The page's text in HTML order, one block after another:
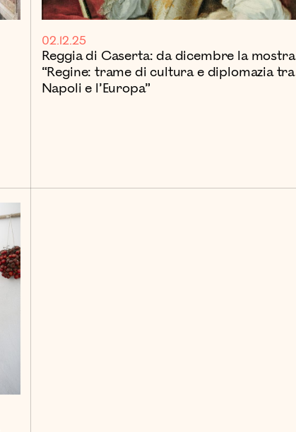
02.12.25
Reggia di Caserta: da dicembre la mostra
“Regine: trame di cultura e diplomazia tra
Napoli e l’Europa”